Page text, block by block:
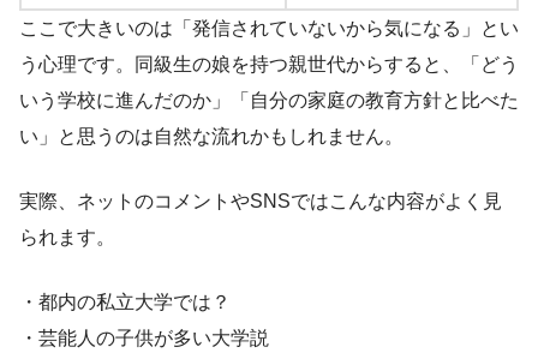
ここで大きいのは「発信されていないから気になる」とい
う心理です。同級生の娘を持つ親世代からすると、「どう
いう学校に進んだのか」「自分の家庭の教育方針と比べた
い」と思うのは自然な流れかもしれません。
実際、ネットのコメントやSNSではこんな内容がよく見
られます。
・都内の私立大学では？
・芸能人の子供が多い大学説